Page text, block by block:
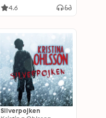
4.6
Silverpojken